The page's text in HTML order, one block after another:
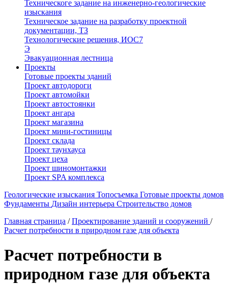
Техническоге задание на инженерно-геологические
изыскания
Техническое задание на разработку проектной
документации, ТЗ
Технологические решения, ИОC7
Э
Эвакуационная лестница
Проекты
Готовые проекты зданий
Проект автодороги
Проект автомойки
Проект автостоянки
Проект ангара
Проект магазина
Проект мини-гостиницы
Проект склада
Проект таунхауса
Проект цеха
Проект шиномонтажки
Проект SPA комплекса
Геологические изыскания Топосъемка Готовые проекты домов
Фундаменты Дизайн интерьера Строительство домов
Главная страница / Проектирование зданий и сооружений /
Расчет потребности в природном газе для объекта
Расчет потребности в
природном газе для объекта